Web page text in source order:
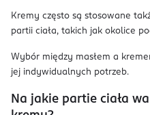
Kremy często są stosowane
partii ciała, takich jak okolice
Wybór między masłem a
jej indywidualnych potrzeb.
Na jakie partie ciała